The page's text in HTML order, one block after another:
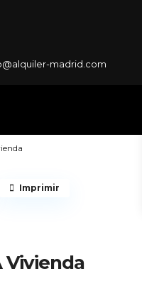
madrid.com
Vivienda
Imprimir